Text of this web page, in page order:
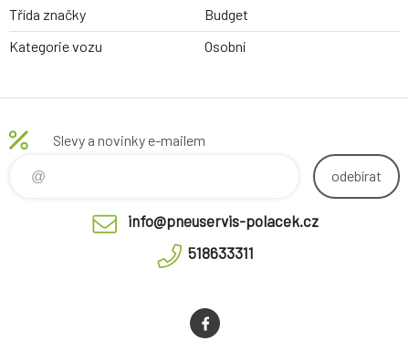
Třída značky
Budget
Kategorie vozu
Osobní
Slevy a novinky e-mailem
odebírat
info@pneuservis-polacek.cz
518633311